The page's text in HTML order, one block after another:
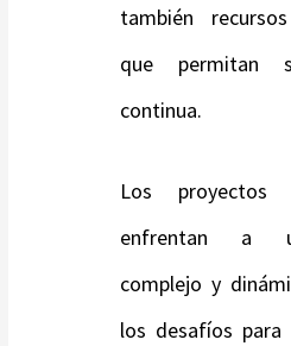
también
que permitan
continua.
Los proyectos
enfrentan a
complejo y
los desafíos para